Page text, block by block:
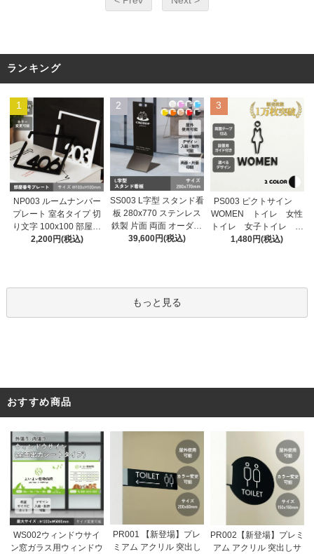
ランキング
1
NP003 ルームナンバー
プレート 室名タイプ 切
り文字 100x100 部屋番
号 家屋番号 ドアプレー
2,200円(税込)
2
SS003 L字型 スタンド看
板 280x770 ステンレス
鉄製 片面 両面 オーダー
メイド看板 おしゃれ デ
39,600円(税込)
3
PS003 ピクトサイン
WOMEN トイレ 女性
トイレ 女子トイレ ル
ームサイン ドアサイ
1,480円(税込)
もっと見る
おすすめ商品
WS002ウィンドウサイ
ン窓ガラス用ウィンドウ
PR001 【新登場】プレ
ミアム アクリル 突出し
PR002【新登場】プレミ
アム アクリル 突出しサ